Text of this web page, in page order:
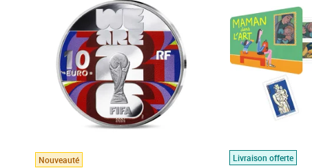
Nouveauté
Livraison offerte